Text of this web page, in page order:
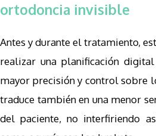
ortodoncia invisible
Antes y durante el tratamiento,
realizar una planificación
mayor precisión y control sobre
traduce también en una menor
del paciente, no interfiriendo